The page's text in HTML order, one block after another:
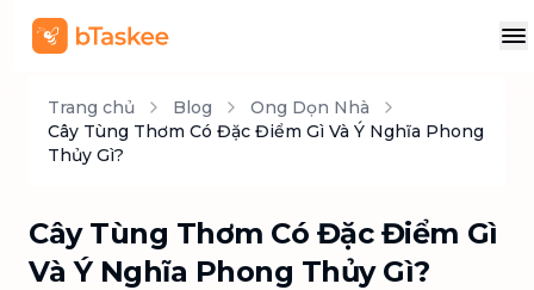
Trang chủ Blog
Ong Dọn Nhà
Cây Tùng Thơm Có Đặc Điểm Gì Và Ý Nghĩa Phong
Thủy Gì?
Cây Tùng Thơm Có Đặc Điểm Gì
Và Ý Nghĩa Phong Thủy Gì?